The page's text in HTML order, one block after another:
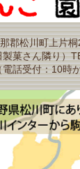
郡松川町上片
菓さん隣り）
話受付：10時